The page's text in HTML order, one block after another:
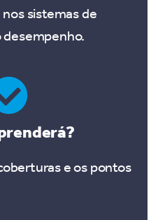
sistemas de
e os pontos